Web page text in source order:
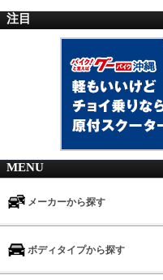
注目
MENU
メーカーから探す
ボディタイプから探す